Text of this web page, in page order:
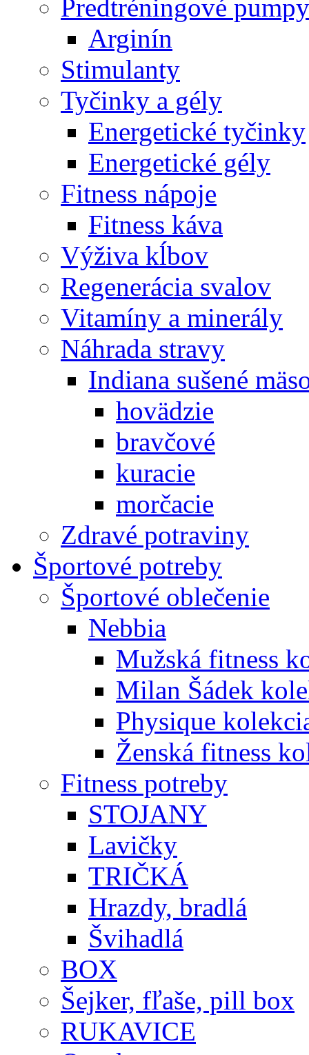
Predtréningové pumpy
Arginín
Stimulanty
Tyčinky a gély
Energetické tyčinky
Energetické gély
Fitness nápoje
Fitness káva
Výživa kĺbov
Regenerácia svalov
Vitamíny a minerály
Náhrada stravy
Indiana sušené
hovädzie
bravčové
kuracie
morčacie
Zdravé potraviny
Športové potreby
Športové oblečenie
Nebbia
Mužská fitness
Milan Šádek
Physique
Ženská fitness
Fitness potreby
STOJANY
Lavičky
TRIČKÁ
Hrazdy, bradlá
Švihadlá
BOX
Šejker, fľaše, pill box
RUKAVICE